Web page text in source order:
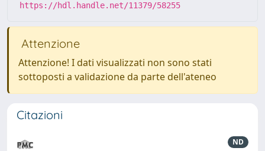
https://hdl.handle.net/11379/58255
Attenzione
Attenzione! I dati visualizzati non sono stati
sottoposti a validazione da parte dell'ateneo
Citazioni
ND